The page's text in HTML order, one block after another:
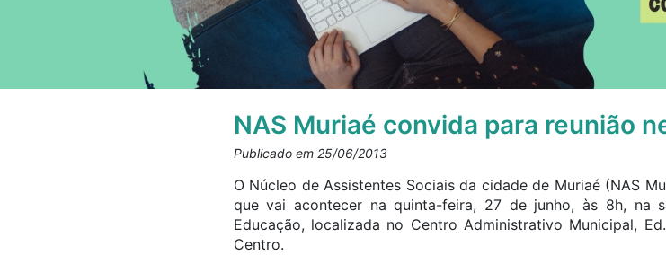
NAS Muriaé convida para reunião
Publicado em 25/06/2013
O Núcleo de Assistentes Sociais da cidade de Muriaé (NAS
que vai acontecer na quinta-feira, 27 de junho, às 8h, na
Educação, localizada no Centro Administrativo Municipal,
Centro.